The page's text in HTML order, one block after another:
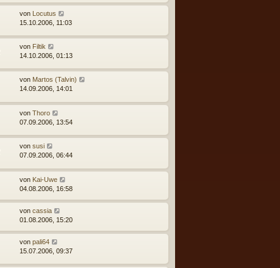
von Locutus
15.10.2006, 11:03
von Filtik
14.10.2006, 01:13
von Martos (Talvin)
14.09.2006, 14:01
von Thoro
07.09.2006, 13:54
von susi
07.09.2006, 06:44
von Kai-Uwe
04.08.2006, 16:58
von cassia
01.08.2006, 15:20
von pali64
15.07.2006, 09:37